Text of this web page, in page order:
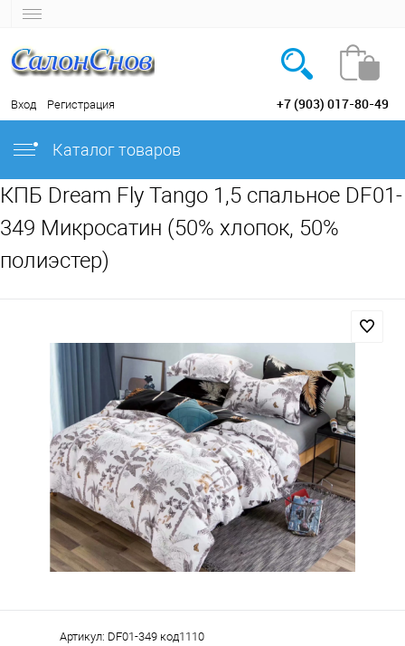
Вход Регистрация +7 (903) 017-80-49
Каталог товаров
КПБ Dream Fly Tango 1,5 спальное DF01-
349 Микросатин (50% хлопок, 50%
полиэстер)
Артикул: DF01-349 код1110